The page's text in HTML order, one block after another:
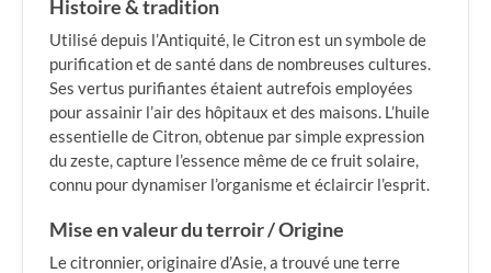
Histoire & tradition
Utilisé depuis l’Antiquité, le Citron est un symbole de
purification et de santé dans de nombreuses cultures.
Ses vertus purifiantes étaient autrefois employées
pour assainir l’air des hôpitaux et des maisons. L’huile
essentielle de Citron, obtenue par simple expression
du zeste, capture l’essence même de ce fruit solaire,
connu pour dynamiser l’organisme et éclaircir l’esprit.
Mise en valeur du terroir / Origine
Le citronnier, originaire d’Asie, a trouvé une terre